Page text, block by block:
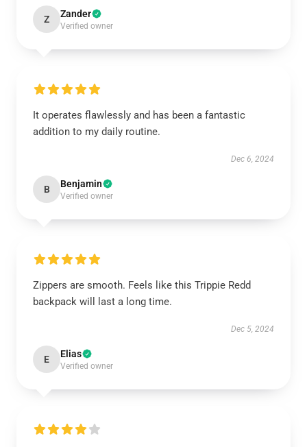
Z Zander
Verified owner
It operates flawlessly and has been a fantastic
addition to my daily routine.
Dec 6, 2024
B Benjamin
Verified owner
Zippers are smooth. Feels like this Trippie Redd
backpack will last a long time.
Dec 5, 2024
E Elias
Verified owner